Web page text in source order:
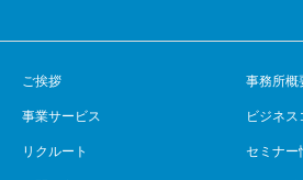
ご挨拶 事務所概
事業サービス ビジネス
リクルート セミナー